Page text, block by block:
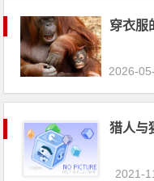
穿衣服
2026-
猎人与
2021-